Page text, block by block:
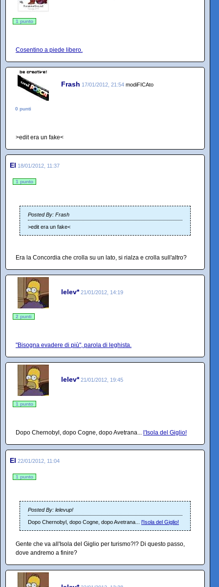
1 punto
Cosentino a piede libero.
Frash 17/01/2012, 21:54 modiFICAto
0 punti
>edit era un fake<
El 18/01/2012, 11:37
1 punto
Posted By: Frash
>edit era un fake<
Era la Concordia che crolla su un lato, si rialza e crolla sull'altro?
lelev* 21/01/2012, 14:19
2 punti
"Bisogna evadere di più", parola di leghista.
lelev* 21/01/2012, 19:45
1 punto
Dopo Chernobyl, dopo Cogne, dopo Avetrana... l'Isola del Giglio!
El 22/01/2012, 11:04
1 punto
Posted By: lelevup!
Dopo Chernobyl, dopo Cogne, dopo Avetrana... l'Isola del Giglio!
Gente che va all'Isola del Giglio per turismo?!? Di questo passo,
dove andremo a finire?